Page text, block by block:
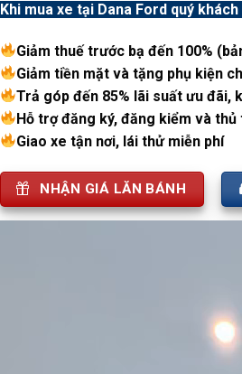
Khi mua xe tại Dana Ford quý
Giảm thuế trước bạ đến 100%
Giảm tiền mặt và tặng phụ kiện
Trả góp đến 85% lãi suất ưu đãi,
Hỗ trợ đăng ký, đăng kiểm và thủ
Giao xe tận nơi, lái thử miễn phí
NHẬN GIÁ LĂN BÁNH